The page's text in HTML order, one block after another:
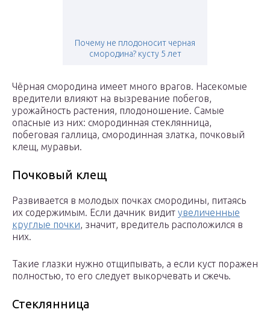
Почему не плодоносит черная
смородина? кусту 5 лет
Чёрная смородина имеет много врагов. Насекомые
вредители влияют на вызревание побегов,
урожайность растения, плодоношение. Самые
опасные из них: смородинная стеклянница,
побеговая галлица, смородинная златка, почковый
клещ, муравьи.
Почковый клещ
Развивается в молодых почках смородины, питаясь
их содержимым. Если дачник видит увеличенные
круглые почки, значит, вредитель расположился в
них.
Такие глазки нужно отщипывать, а если куст поражен
полностью, то его следует выкорчевать и сжечь.
Стеклянница